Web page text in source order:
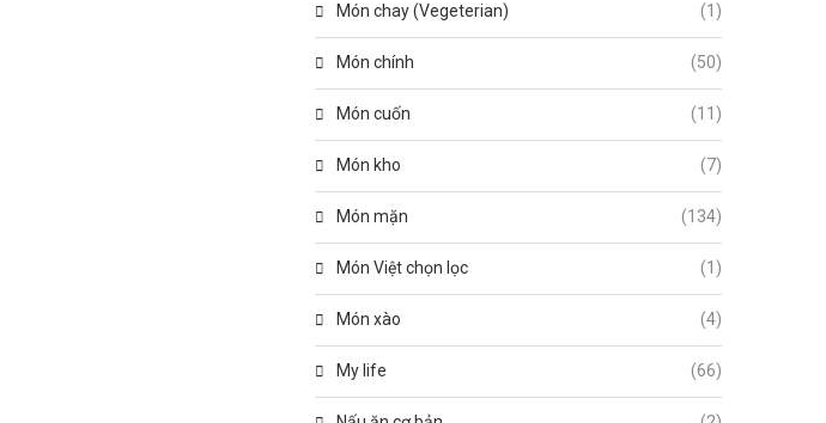
Món chay (Vegeterian) (1)
Món chính (50)
Món cuốn (11)
Món kho (7)
Món mặn (134)
Món Việt chọn lọc (1)
Món xào (4)
My life (66)